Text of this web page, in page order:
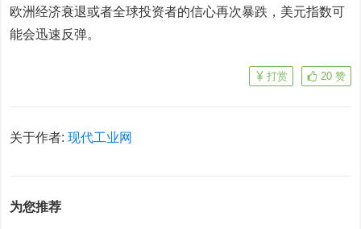
欧洲经济衰退或者全球投资者的信心再次暴跌，美元指数可
能会迅速反弹。
20 赞
打赏
关于作者:现代工业网
为您推荐